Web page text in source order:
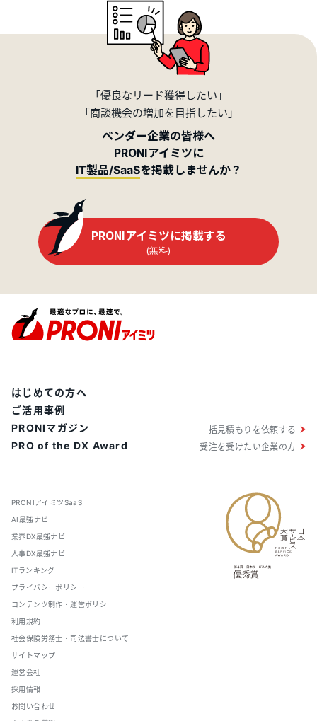
「優良なリード獲得したい」
「商談機会の増加を目指したい」
ベンダー企業の皆様へ
PRONIアイミツに
IT製品/SaaSを掲載しませんか？
PRONIアイミツに掲載する
(無料)
PRONIアイミツSaaS
AI最強ナビ
業界DX最強ナビ
人事DX最強ナビ
ITランキング
プライバシーポリシー
コンテンツ制作・運営ポリシー
利用規約
社会保険労務士・司法書士について
サイトマップ
運営会社
採用情報
お問い合わせ
はじめての方へ
ご活用事例
PRONIマガジン
PRO of the DX Award
一括見積もりを依頼する
受注を受けたい企業の方